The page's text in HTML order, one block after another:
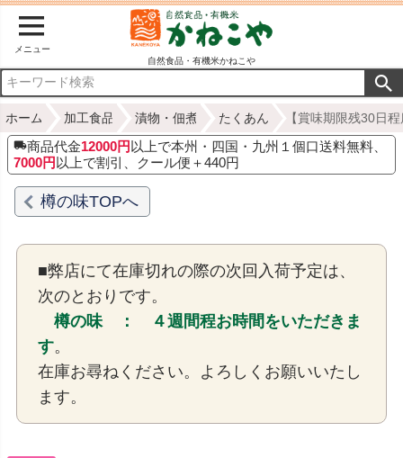
メニュー
自然食品・有機米かねこや
ホーム 加工食品 漬物・佃煮 たくあん 【賞味期限残30日
商品代金12000円 以上で本州・四国・九州１個口送料無料、
7000円 以上で割引、クール便＋440円
樽の味TOPへ
■弊店にて在庫切れの際の次回入荷予定は、
次のとおりです。
樽の味 ： ４週間程お時間をいただきま
す。
在庫お尋ねください。よろしくお願いいたし
ます。